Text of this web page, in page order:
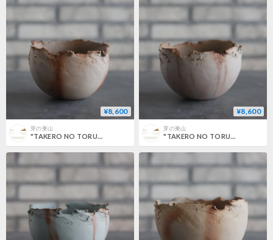
¥8,600
芽の巣山
"TAKERO NO TORUKO" / CHIGIRI / L (4.5号) no.802/162
¥8,600
芽の巣山
"TAKERO NO TORUKO" / CHIGIRI / L (4.5号) no.802/161